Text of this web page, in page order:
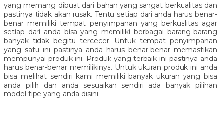
yang memang dibuat dari bahan yang sangat berkualitas dan
pastinya tidak akan rusak. Tentu setiap dari anda harus benar-
benar memiliki tempat penyimpanan yang berkualitas agar
setiap dari anda bisa yang memiliki berbagai barang-barang
banyak tidak begitu tercecer. Untuk tempat penyimpanan
yang satu ini pastinya anda harus benar-benar memastikan
mempunyai produk ini. Produk yang terbaik ini pastinya anda
harus benar-benar memilikinya. Untuk ukuran produk ini anda
bisa melihat sendiri kami memiliki banyak ukuran yang bisa
anda pilih dan anda sesuaikan sendiri ada banyak pilihan
model tipe yang anda disini.